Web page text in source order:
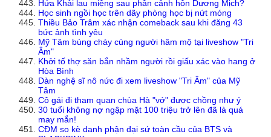
Hứa Khải lau miệng sau phân cảnh hôn Dương Mịch?
Học sinh ngồi học trên dãy phòng học bị nứt móng
Thiều Bảo Trâm xác nhận comeback sau khi đăng 43
bức ảnh tình yêu
Mỹ Tâm bùng cháy cùng người hâm mộ tại liveshow "Tri
Âm"
Khởi tố thợ săn bắn nhầm người rồi giấu xác vào hang ở
Hòa Bình
Dàn nghệ sĩ nô nức đi xem liveshow "Tri Âm" của Mỹ
Tâm
Cô gái đi tham quan chùa Hà "vớ" được chồng như ý
30 tuổi không nợ ngập mặt 100 triệu trở lên đã là quá
may mắn!
CĐM so kè danh phận đại sứ toàn cầu của BTS và